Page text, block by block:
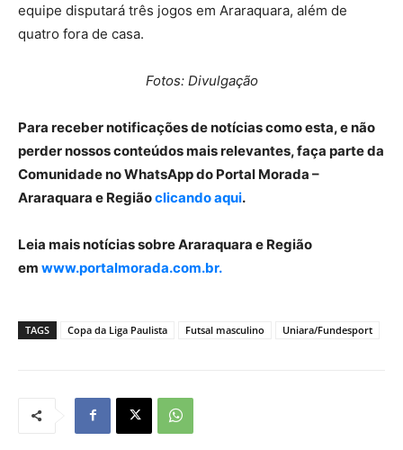
equipe disputará três jogos em Araraquara, além de
quatro fora de casa.
Fotos: Divulgação
Para receber notificações de notícias como esta, e não
perder nossos conteúdos mais relevantes, faça parte da
Comunidade no WhatsApp do Portal Morada –
Araraquara e Regiãoclicando aqui.
Leia mais notícias sobre Araraquara e Região
em www.portalmorada.com.br.
TAGS Copa da Liga Paulista Futsal masculino Uniara/Fundesport